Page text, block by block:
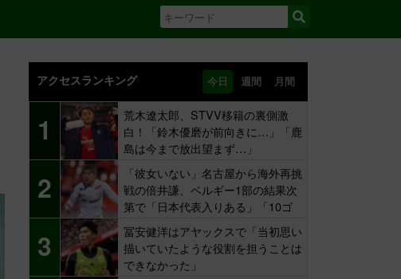
アクセスランキング 今日 週間 月間
1
荒木遼太郎、STVV移籍の裏側激
白！「鈴木優磨が前向きに…」「鹿
島は今まで放出望まず…」
2
「彼女いない」名古屋から海外再挑
戦の倍井謙、ベルギー1部の結果次
第で「日本代表入りある」「10ゴ
ール目標」
3
冨安健洋はアヤックスで「当初思い
描いていたような役割を担うことは
できなかった」